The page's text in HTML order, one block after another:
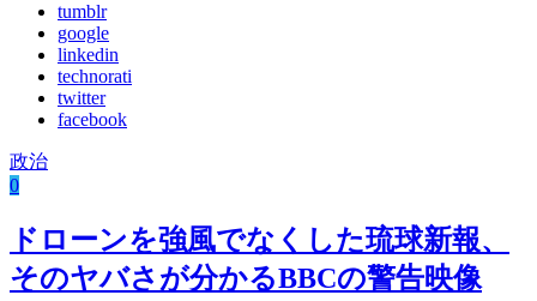
tumblr
google
linkedin
technorati
twitter
facebook
政治
0
ドローンを強風でなくした琉球新報、
そのヤバさが分かるBBCの警告映像